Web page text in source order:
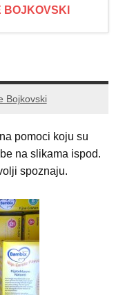
BOJKOVSKI
Bojkovski
pomoci koju su
na slikama ispod.
spoznaju.